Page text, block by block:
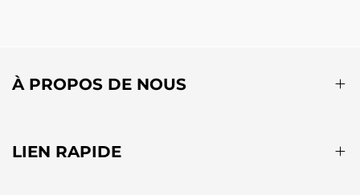
À PROPOS DE NOUS
LIEN RAPIDE